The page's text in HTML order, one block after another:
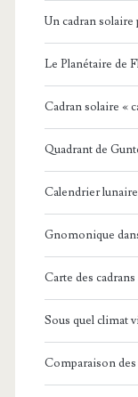
Un cadran solaire
Le Planétaire de
Cadran solaire «
Quadrant de
Calendrier
Gnomonique
Carte des
Sous quel climat
Comparaison